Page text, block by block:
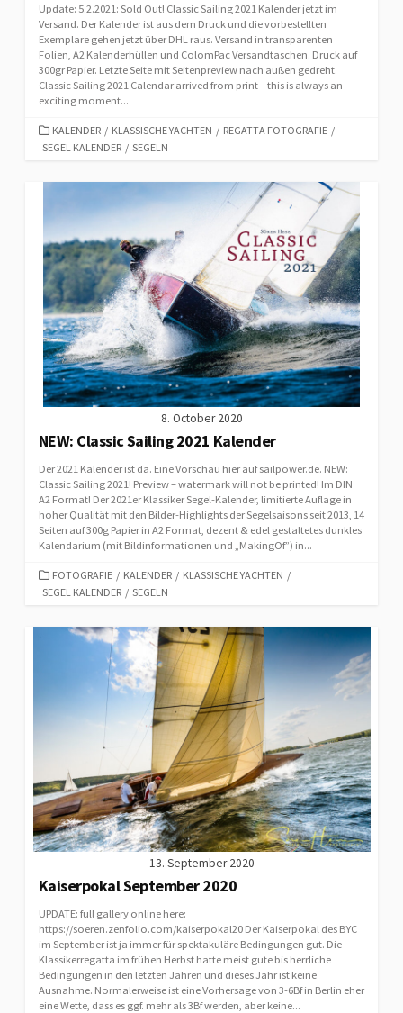
Update: 5.2.2021: Sold Out! Classic Sailing 2021 Kalender jetzt im
Versand. Der Kalender ist aus dem Druck und die vorbestellten
Exemplare gehen jetzt über DHL raus. Versand in transparenten
Folien, A2 Kalenderhüllen und ColomPac Versandtaschen. Druck auf
300gr Papier. Letzte Seite mit Seitenpreview nach außen gedreht.
Classic Sailing 2021 Calendar arrived from print – this is always an
exciting moment...
CATEGORIES
KALENDER / KLASSISCHE YACHTEN / REGATTA FOTOGRAFIE /
SEGEL KALENDER / SEGELN
8. October 2020
NEW: Classic Sailing 2021 Kalender
Der 2021 Kalender ist da. Eine Vorschau hier auf sailpower.de. NEW:
Classic Sailing 2021! Preview – watermark will not be printed! Im DIN
A2 Format! Der 2021er Klassiker Segel-Kalender, limitierte Auflage in
hoher Qualität mit den Bilder-Highlights der Segelsaisons seit 2013, 14
Seiten auf 300g Papier in A2 Format, dezent & edel gestaltetes dunkles
Kalendarium (mit Bildinformationen und „MakingOf”) in...
CATEGORIES
FOTOGRAFIE / KALENDER / KLASSISCHE YACHTEN /
SEGEL KALENDER / SEGELN
13. September 2020
Kaiserpokal September 2020
UPDATE: full gallery online here:
https://soeren.zenfolio.com/kaiserpokal20 Der Kaiserpokal des BYC
im September ist ja immer für spektakuläre Bedingungen gut. Die
Klassikerregatta im frühen Herbst hatte meist gute bis herrliche
Bedingungen in den letzten Jahren und dieses Jahr ist keine
Ausnahme. Normalerweise ist eine Vorhersage von 3-6Bf in Berlin eher
eine Wette, dass es ggf. mehr als 3Bf werden, aber keine...